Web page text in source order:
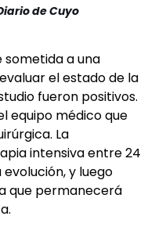
de Cuyo
sometida a una
el estado de la
fueron positivos.
equipo médico que
La
intensiva entre 24
y luego
que permanecerá